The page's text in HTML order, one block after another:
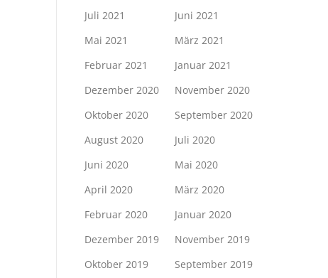
Juli 2021
Juni 2021
Mai 2021
März 2021
Februar 2021
Januar 2021
Dezember 2020
November 2020
Oktober 2020
September 2020
August 2020
Juli 2020
Juni 2020
Mai 2020
April 2020
März 2020
Februar 2020
Januar 2020
Dezember 2019
November 2019
Oktober 2019
September 2019